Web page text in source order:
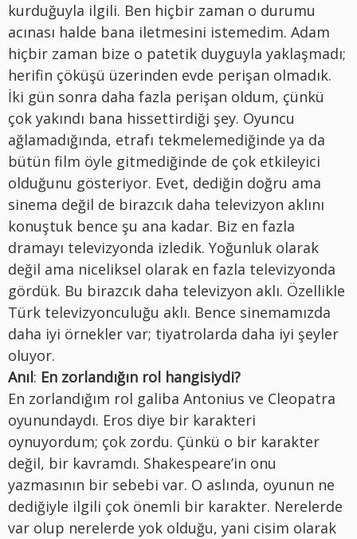
kurduğuyla ilgili. Ben hiçbir zaman o durumu
acınası halde bana iletmesini istemedim. Adam
hiçbir zaman bize o patetik duyguyla yaklaşmadı;
herifin çöküşü üzerinden evde perişan olmadık.
İki gün sonra daha fazla perişan oldum, çünkü
çok yakındı bana hissettirdiği şey. Oyuncu
ağlamadığında, etrafı tekmelemediğinde ya da
bütün film öyle gitmediğinde de çok etkileyici
olduğunu gösteriyor. Evet, dediğin doğru ama
sinema değil de birazcık daha televizyon aklını
konuştuk bence şu ana kadar. Biz en fazla
dramayı televizyonda izledik. Yoğunluk olarak
değil ama niceliksel olarak en fazla televizyonda
gördük. Bu birazcık daha televizyon aklı. Özellikle
Türk televizyonculuğu aklı. Bence sinemamızda
daha iyi örnekler var; tiyatrolarda daha iyi şeyler
oluyor.
Anıl: En zorlandığın rol hangisiydi?
En zorlandığım rol galiba Antonius ve Cleopatra
oyunundaydı. Eros diye bir karakteri
oynuyordum; çok zordu. Çünkü o bir karakter
değil, bir kavramdı. Shakespeare’in onu
yazmasının bir sebebi var. O aslında, oyunun ne
dediğiyle ilgili çok önemli bir karakter. Nerelerde
var olup nerelerde yok olduğu, yani cisim olarak